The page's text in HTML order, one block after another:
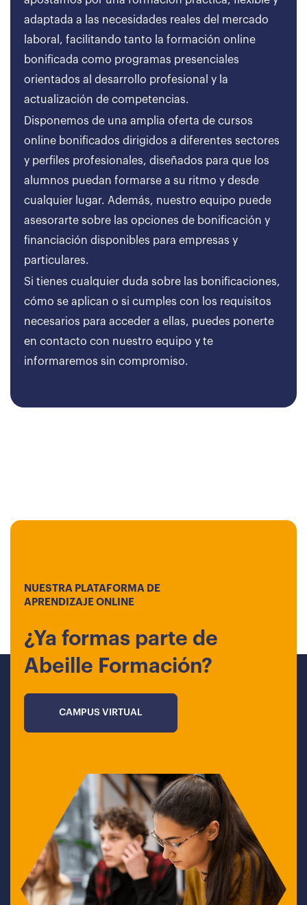
adaptada a las necesidades reales del mercado
laboral, facilitando tanto la formación online
bonificada como programas presenciales
orientados al desarrollo profesional y la
actualización de competencias.
Disponemos de una amplia oferta de cursos
online bonificados dirigidos a diferentes sectores
y perfiles profesionales, diseñados para que los
alumnos puedan formarse a su ritmo y desde
cualquier lugar. Además, nuestro equipo puede
asesorarte sobre las opciones de bonificación y
financiación disponibles para empresas y
particulares.
Si tienes cualquier duda sobre las bonificaciones,
cómo se aplican o si cumples con los requisitos
necesarios para acceder a ellas, puedes ponerte
en contacto con nuestro equipo y te
informaremos sin compromiso.
NUESTRA PLATAFORMA DE
APRENDIZAJE ONLINE
¿Ya formas parte de
Abeille Formación?
CAMPUS VIRTUAL